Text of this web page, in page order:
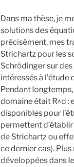
Dans ma thèse, je
solutions des
précisément, mes
Strichartz pour les
Schrödinger sur
intéressés à
Pendant
domaine était R^d :
disponibles pour
permettent
de Strichartz ou
ce dernier cas).
développées dans